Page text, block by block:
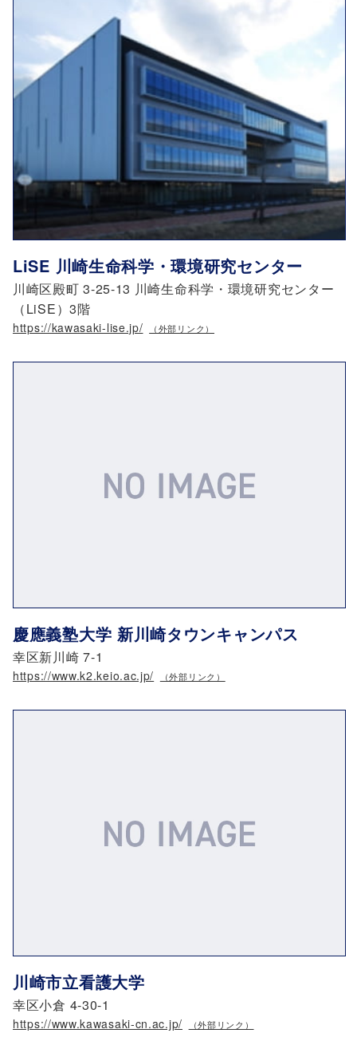
LiSE 川崎生命科学・環境研究センター
川崎区殿町 3-25-13 川崎生命科学・環境研究センター
（LiSE）3階
https://kawasaki-lise.jp/
慶應義塾大学 新川崎タウンキャンパス
幸区新川崎 7-1
https://www.k2.keio.ac.jp/
川崎市立看護大学
幸区小倉 4-30-1
https://www.kawasaki-cn.ac.jp/